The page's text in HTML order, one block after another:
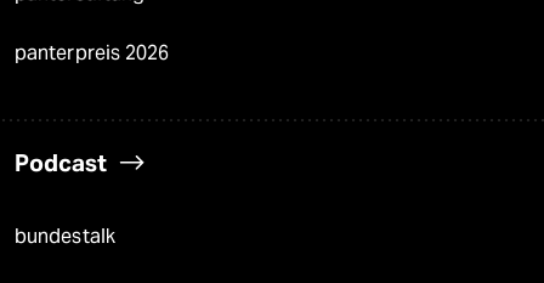
panterpreis 2026
Podcast
bundestalk